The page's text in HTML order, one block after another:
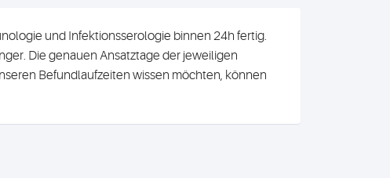
und Infektionsserologie binnen 24h fertig.
Die genauen Ansatztage der jeweiligen
Befundlaufzeiten wissen möchten, können